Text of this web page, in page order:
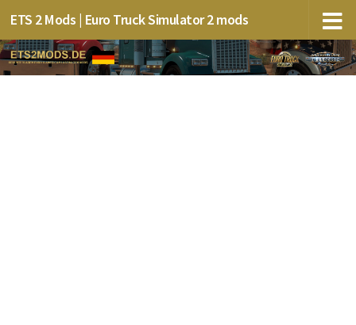
ETS 2 Mods | Euro Truck Simulator 2 mods